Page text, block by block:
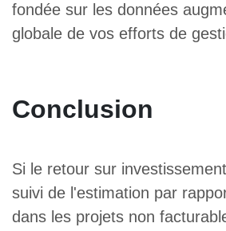
fondée sur les données
globale de vos efforts de
Conclusion
Si le retour sur
suivi de l'estimation par
dans les projets non